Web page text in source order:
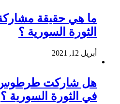
ما هي حقيقة
الثورة السورية ؟
أبريل 12, 2021
هل شاركت طرطوس
في الثورة السورية ؟